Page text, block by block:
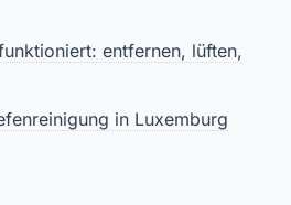
entfernen, lüften,
in Luxemburg